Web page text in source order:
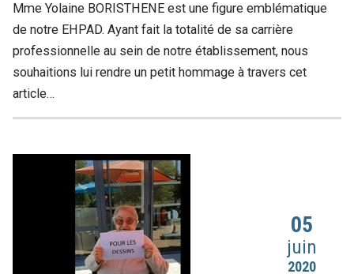
Mme Yolaine BORISTHENE est une figure emblématique
de notre EHPAD. Ayant fait la totalité de sa carrière
professionnelle au sein de notre établissement, nous
souhaitions lui rendre un petit hommage à travers cet
article…
05
juin
2020